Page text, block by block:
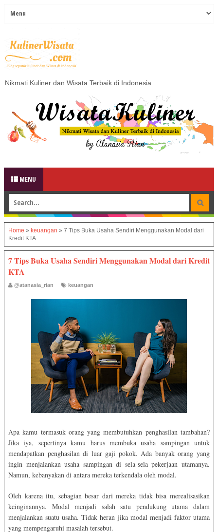
Nikmati Kuliner dan Wisata Terbaik di Indonesia
MENU
Home » keuangan » 7 Tips Buka Usaha Sendiri Menggunakan Modal dari
Kredit KTA
7 Tips Buka Usaha Sendiri Menggunakan Modal dari Kredit
KTA
@atanasia_rian keuangan
Apa kamu termasuk orang yang membutuhkan penghasilan tambahan?
Jika iya, sepertinya kamu harus membuka usaha sampingan untuk
mendapatkan penghasilan di luar gaji pokok. Ada banyak orang yang
ingin menjalankan usaha sampingan di sela-sela pekerjaan utamanya.
Namun, kebanyakan di antara mereka terkendala oleh modal.
Oleh karena itu, sebagian besar dari mereka tidak bisa merealisasikan
keinginannya. Modal menjadi salah satu pendukung utama dalam
menjalankan suatu usaha. Tidak heran jika modal menjadi faktor utama
yang mempengaruhi masalah tersebut.